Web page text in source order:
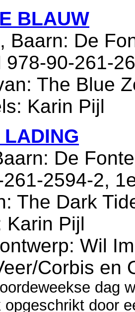
BLAUW
Baarn: De
978-90-261-
The Blue
Karin Pijl
De
2594-2,
The Dark
Karin Pijl
Wil
Corbis en
dag
opgeschrikt door